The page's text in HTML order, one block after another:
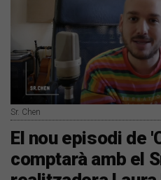
Sr. Chen
El nou episodi de
comptarà amb el